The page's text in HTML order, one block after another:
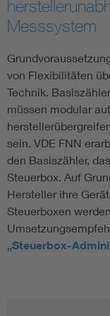
Messsystem
von Flexibilitäten
Technik.
müssen modular
sein. VDE FNN
den Basiszähler,
Steuerbox. Auf
Hersteller ihre
Steuerboxen
„Steuerbox-